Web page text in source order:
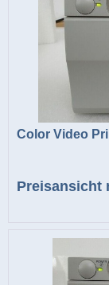
Color Video
Preisansicht